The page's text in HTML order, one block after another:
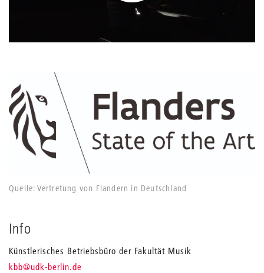
Quelle: Vertretung von Flandern in Deutschland
Info
Künstlerisches Betriebsbüro der Fakultät Musik
kbb_
@udk-berlin.de